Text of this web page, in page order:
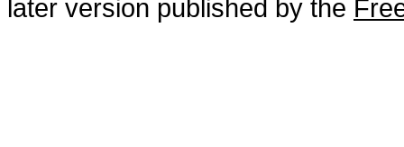
later version published by the